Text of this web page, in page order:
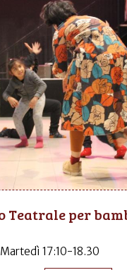
Teatrale per
Martedì 17:10-18.30